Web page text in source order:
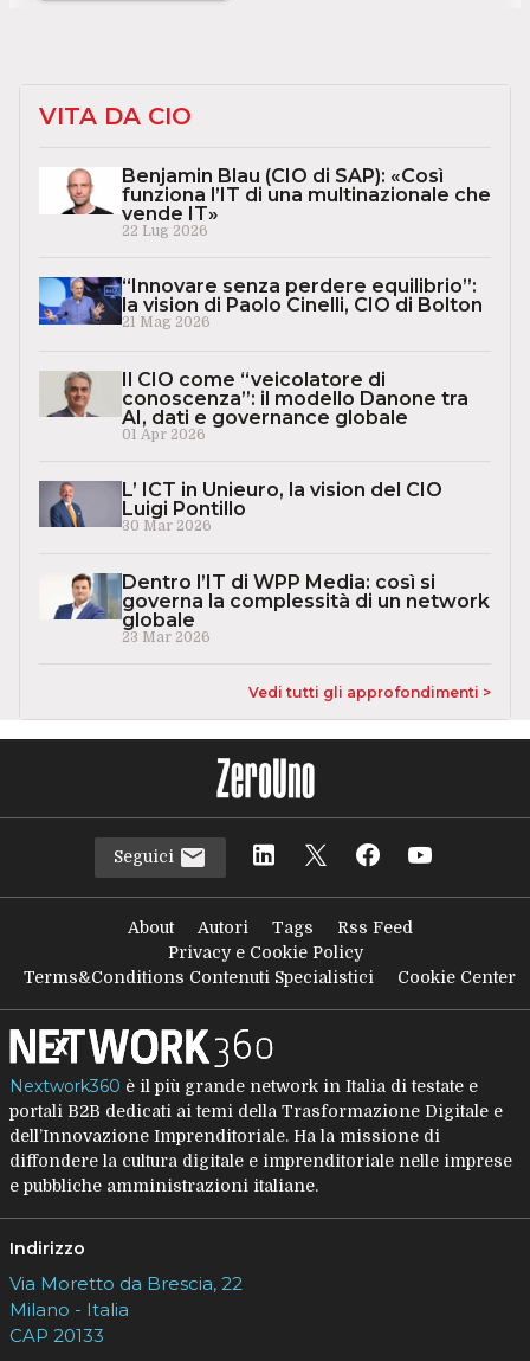
VITA DA CIO
Benjamin Blau (CIO di SAP): «Così
funziona l’IT di una multinazionale che
vende IT»
22 Lug 2026
“Innovare senza perdere equilibrio”:
la vision di Paolo Cinelli, CIO di Bolton
21 Mag 2026
Il CIO come “veicolatore di
conoscenza”: il modello Danone tra
AI, dati e governance globale
01 Apr 2026
L’ ICT in Unieuro, la vision del CIO
Luigi Pontillo
30 Mar 2026
Dentro l’IT di WPP Media: così si
governa la complessità di un network
globale
23 Mar 2026
Vedi tutti gli approfondimenti >
Seguici
About Autori Tags
Rss Feed
Privacy e Cookie Policy
Terms&Conditions Contenuti Specialistici
Cookie Center
Nextwork360 è il più grande network in Italia di testate e
portali B2B dedicati ai temi della Trasformazione Digitale e
dell’Innovazione Imprenditoriale. Ha la missione di
diffondere la cultura digitale e imprenditoriale nelle imprese
e pubbliche amministrazioni italiane.
Indirizzo
Via Moretto da Brescia, 22
Milano - Italia
CAP 20133